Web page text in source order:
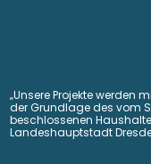
„Unsere Projekte werden
der Grundlage des vom
beschlossenen
Landeshauptstadt